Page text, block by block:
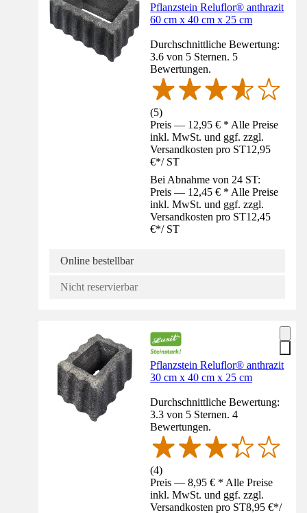
Pflanzstein Reluflor® anthrazit
60 cm x 40 cm x 25 cm
Durchschnittliche Bewertung:
3.6 von 5 Sternen. 5
Bewertungen.
(5)
Preis — 12,95 € * Alle Preise
inkl. MwSt. und ggf. zzgl.
Versandkosten pro ST12,95
€*/ ST
Bei Abnahme von 24 ST:
Preis — 12,45 € * Alle Preise
inkl. MwSt. und ggf. zzgl.
Versandkosten pro ST12,45
€*/ ST
Online bestellbar
Nicht reservierbar
Pflanzstein Reluflor® anthrazit
30 cm x 40 cm x 25 cm
Durchschnittliche Bewertung:
3.3 von 5 Sternen. 4
Bewertungen.
(4)
Preis — 8,95 € * Alle Preise
inkl. MwSt. und ggf. zzgl.
Versandkosten pro ST8,95 €*/